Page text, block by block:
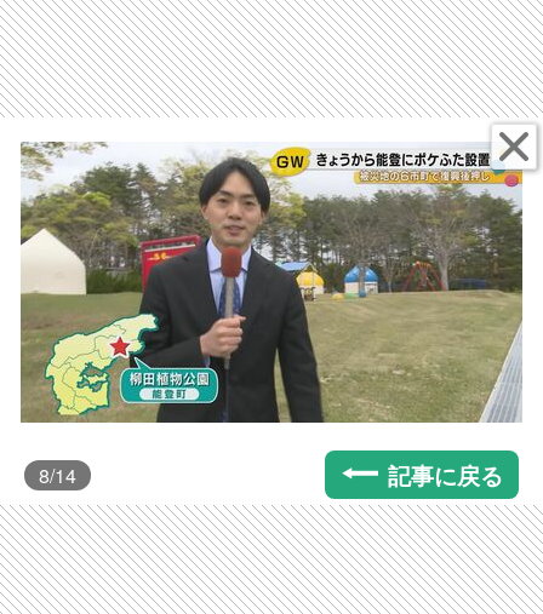
8/14 記事に戻る